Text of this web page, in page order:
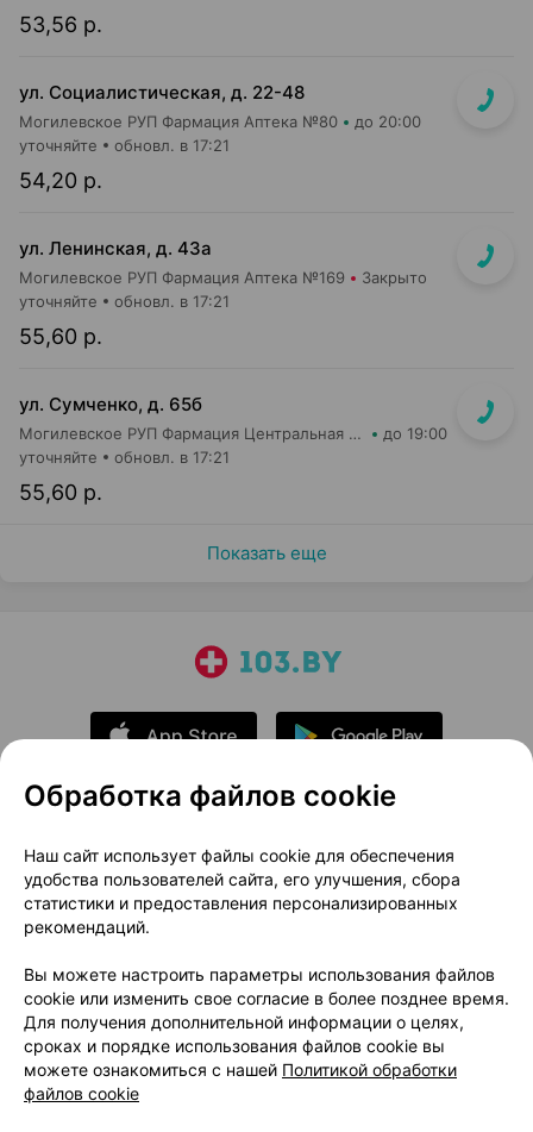
53,56 р.
ул. Социалистическая, д. 22-48
Могилевское РУП Фармация Аптека №80 до 20:00
54,20 р.
уточняйте обновл. в 17:21
ул. Ленинская, д. 43а
Могилевское РУП Фармация Аптека №169 Закрыто
55,60 р.
уточняйте обновл. в 17:21
ул. Сумченко, д. 65б
Могилевское РУП Фармация Центральная районная аптека №109 до 19:00
55,60 р.
уточняйте обновл. в 17:21
Показать еще
О проекте
Новости проекта
Размещение рекламы
Медицинский маркетинг
Публичный договор
Доставка
Способы оплаты
Вакансии
Партнеры
Написать руководителю 103.by
Написать в поддержку
Персональные настройки Cookie
Обработка файлов cookie
Наш сайт использует файлы cookie для обеспечения
удобства пользователей сайта, его улучшения, сбора
статистики и предоставления персонализированных
рекомендаций.
Вы можете настроить параметры использования файлов
cookie или изменить свое согласие в более позднее время.
Для получения дополнительной информации о целях,
сроках и порядке использования файлов cookie вы
можете ознакомиться с нашей Политикой обработки
файлов cookie